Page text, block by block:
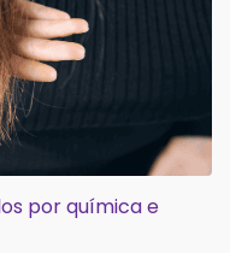
por química e